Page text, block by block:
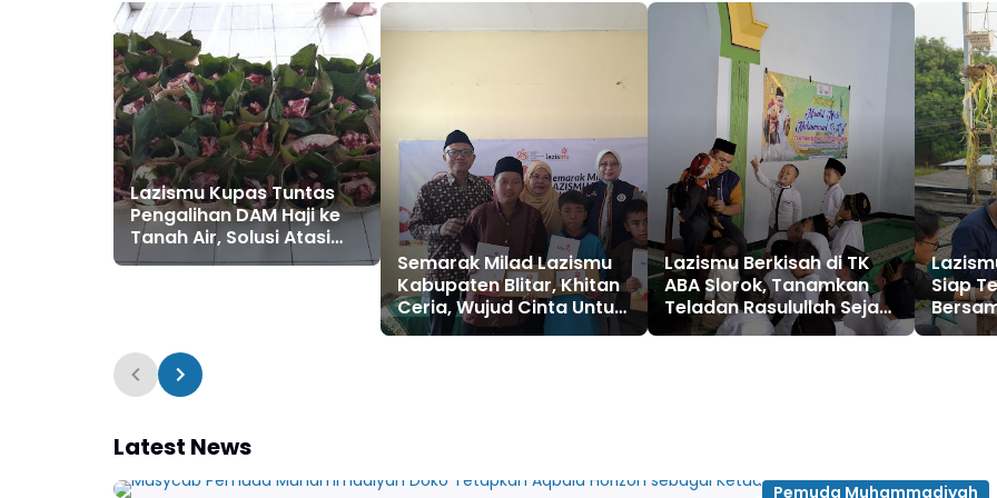
Lazismu Kupas Tuntas
Pengalihan DAM Haji ke
Tanah Air, Solusi Atasi
Ketimpangan Distribusi
Semarak Milad Lazismu
Kabupaten Blitar, Khitan
Ceria, Wujud Cinta Untuk
Generasi Umat
Lazismu Berkisah di TK
ABA Slorok, Tanamkan
Teladan Rasulullah Sejak
Usia Dini
Siap
Latest News
Pemuda Muhammadiyah